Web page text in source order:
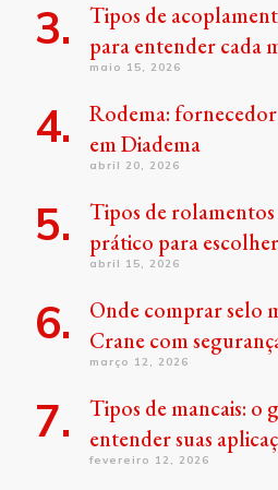
Tipos de
para entender cada
maio 15, 2026
Rodema:
em Diadema
abril 20, 2026
Tipos de rolamentos
prático para
abril 15, 2026
Onde comprar selo
Crane com
março 12, 2026
Tipos de mancais: o
entender suas
fevereiro 12, 2026